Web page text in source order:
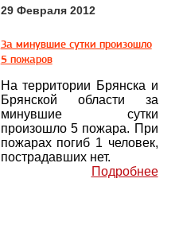
29 Февраля 2012
За минувшие сутки произошло
5 пожаров
На территории Брянска и
Брянской области за
минувшие сутки
произошло 5 пожара. При
пожарах погиб 1 человек,
пострадавших нет.
Подробнее